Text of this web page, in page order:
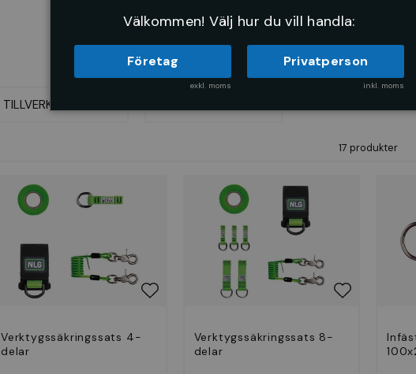
TILLVERKARE
17 produkter
Verktygssäkringssats 4-
delar
Verktygssäkringssats 8-
delar
Välkommen! Välj hur du vill handla:
Företag
exkl. moms
Privatperson
inkl. moms